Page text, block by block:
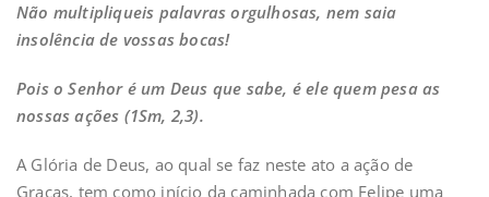
Não multipliqueis palavras orgulhosas, nem saia
insolência de vossas bocas!
Pois o Senhor é um Deus que sabe, é ele quem pesa as
nossas ações (1Sm, 2,3).
A Glória de Deus, ao qual se faz neste ato a ação de
Graças, tem como início da caminhada com Felipe uma